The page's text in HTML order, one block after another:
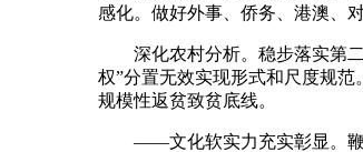
感化。做好外事、侨务、港澳、
深化农村分析。稳步落实第二
权”分置无效实现形式和尺度规
规模性返贫致贫底线。
——文化软实力充实彰显。鞭策